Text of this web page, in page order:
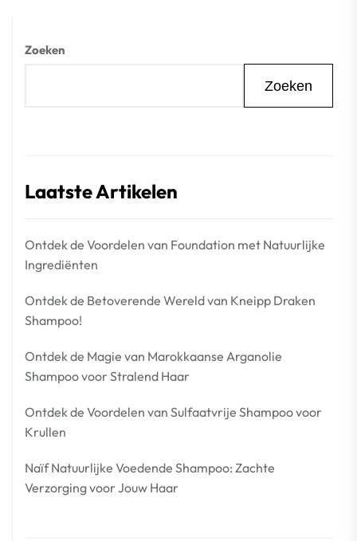
Zoeken
Zoeken
Laatste Artikelen
Ontdek de Voordelen van Foundation met Natuurlijke
Ingrediënten
Ontdek de Betoverende Wereld van Kneipp Draken
Shampoo!
Ontdek de Magie van Marokkaanse Arganolie
Shampoo voor Stralend Haar
Ontdek de Voordelen van Sulfaatvrije Shampoo voor
Krullen
Naïf Natuurlijke Voedende Shampoo: Zachte
Verzorging voor Jouw Haar